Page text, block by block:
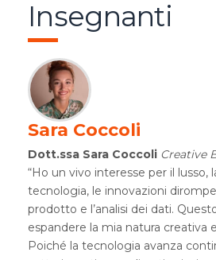
Insegnanti
Sara Coccoli
Dott.ssa Sara Coccoli Creative
“Ho un vivo interesse per il lusso,
tecnologia, le innovazioni
prodotto e l’analisi dei dati.
espandere la mia natura creativa
Poiché la tecnologia avanza